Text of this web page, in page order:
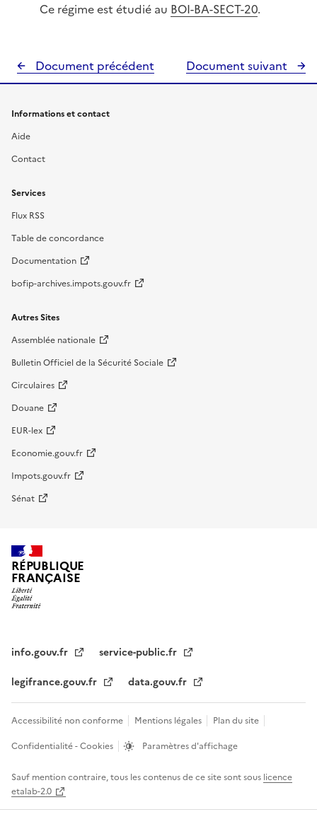
Ce régime est étudié au BOI-BA-SECT-20.
Document précédent Document suivant
Informations et contact
Aide
Contact
Services
Flux RSS
Table de concordance
Documentation
bofip-archives.impots.gouv.fr
Autres Sites
Assemblée nationale
Bulletin Officiel de la Sécurité Sociale
Circulaires
Douane
EUR-lex
Economie.gouv.fr
Impots.gouv.fr
Sénat
RÉPUBLIQUE
FRANÇAISE
info.gouv.fr
service-public.fr
legifrance.gouv.fr
data.gouv.fr
Accessibilité non conforme Mentions légales
Plan du site
Confidentialité - Cookies
Paramètres d'affichage
Sauf mention contraire, tous les contenus de ce site sont sous licence
etalab-2.0